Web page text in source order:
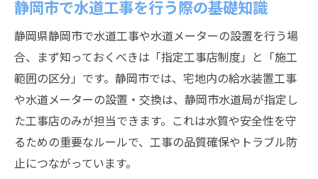
設置後の水道メーター検針のチェック方法
水道メーター設置にかかる主な費用項目
静岡市の水道料金比較と費用の目安
静岡市の水道料金が高いか比較する視点
水道工事費用と水道料金の関係を解説
水道メーター設置時の費用目安と内訳
水漏れや漏水時に追加費用が発生する例
静岡市で水道工事を行う際の基礎知識
静岡県静岡市で水道工事や水道メーターの設置を行う場
合、まず知っておくべきは「指定工事店制度」と「施工
範囲の区分」です。静岡市では、宅地内の給水装置工事
や水道メーターの設置・交換は、静岡市水道局が指定し
た工事店のみが担当できます。これは水質や安全性を守
るための重要なルールで、工事の品質確保やトラブル防
止につながっています。